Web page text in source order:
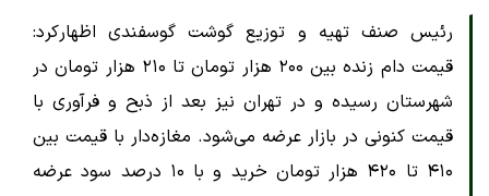
رئیس صنف تهیه و توزیع گوشت گوسفندی اظهارکرد:
قیمت دام زنده بین ۲۰۰ هزار تومان تا ۲۱۰ هزار تومان در
شهرستان رسیده و در تهران نیز بعد از ذبح و فرآوری با
قیمت کنونی در بازار عرضه می‌شود. مغازه‌دار با قیمت بین
۴۱۰ تا ۴۲۰ هزار تومان خرید و با ۱۰ درصد سود عرضه